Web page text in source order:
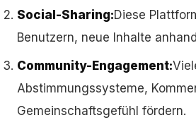
Social-Sharing:Diese
Benutzern, neue Inhalte
Community-Engagement:
Abstimmungssysteme,
Gemeinschaftsgefühl fördern.